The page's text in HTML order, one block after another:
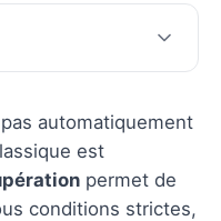
de
déroulement
automatiquement
est
permet de
conditions strictes,